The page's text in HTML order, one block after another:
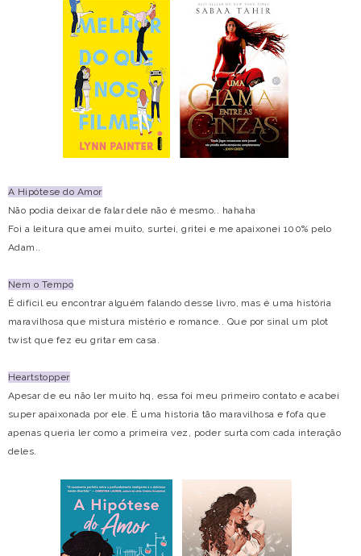
A Hipótese do Amor
Não podia deixar de falar dele não é mesmo.. hahaha
Foi a leitura que amei muito, surtei, gritei e me apaixonei 100% pelo
Adam..
Nem o Tempo
É difícil eu encontrar alguém falando desse livro, mas é uma história
maravilhosa que mistura mistério e romance.. Que por sinal um plot
twist que fez eu gritar em casa.
Heartstopper
Apesar de eu não ler muito hq, essa foi meu primeiro contato e acabei
super apaixonada por ele. É uma historia tão maravilhosa e fofa que
apenas queria ler como a primeira vez, poder surta com cada interação
deles.